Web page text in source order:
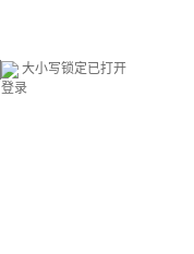
大小写锁定已打开
登录